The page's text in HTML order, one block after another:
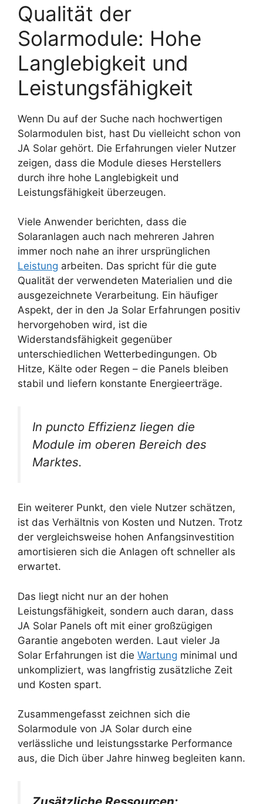
Qualität der
Solarmodule: Hohe
Langlebigkeit und
Leistungsfähigkeit
Wenn Du auf der Suche nach hochwertigen
Solarmodulen bist, hast Du vielleicht schon von
JA Solar gehört. Die Erfahrungen vieler Nutzer
zeigen, dass die Module dieses Herstellers
durch ihre hohe Langlebigkeit und
Leistungsfähigkeit überzeugen.
Viele Anwender berichten, dass die
Solaranlagen auch nach mehreren Jahren
immer noch nahe an ihrer ursprünglichen
Leistung arbeiten. Das spricht für die gute
Qualität der verwendeten Materialien und die
ausgezeichnete Verarbeitung. Ein häufiger
Aspekt, der in den Ja Solar Erfahrungen positiv
hervorgehoben wird, ist die
Widerstandsfähigkeit gegenüber
unterschiedlichen Wetterbedingungen. Ob
Hitze, Kälte oder Regen – die Panels bleiben
stabil und liefern konstante Energieerträge.
In puncto Effizienz liegen die
Module im oberen Bereich des
Marktes.
Ein weiterer Punkt, den viele Nutzer schätzen,
ist das Verhältnis von Kosten und Nutzen. Trotz
der vergleichsweise hohen Anfangsinvestition
amortisieren sich die Anlagen oft schneller als
erwartet.
Das liegt nicht nur an der hohen
Leistungsfähigkeit, sondern auch daran, dass
JA Solar Panels oft mit einer großzügigen
Garantie angeboten werden. Laut vieler Ja
Solar Erfahrungen ist die Wartung minimal und
unkompliziert, was langfristig zusätzliche Zeit
und Kosten spart.
Zusammengefasst zeichnen sich die
Solarmodule von JA Solar durch eine
verlässliche und leistungsstarke Performance
aus, die Dich über Jahre hinweg begleiten kann.